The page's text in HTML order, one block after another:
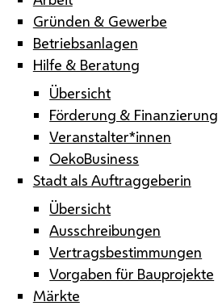
Gründen & Gewerbe
Betriebsanlagen
Hilfe & Beratung
Übersicht
Förderung & Finanzierung
Veranstalter*innen
OekoBusiness
Stadt als Auftraggeberin
Übersicht
Ausschreibungen
Vertragsbestimmungen
Vorgaben für Bauprojekte
Märkte